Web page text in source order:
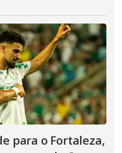
para o Fortaleza,